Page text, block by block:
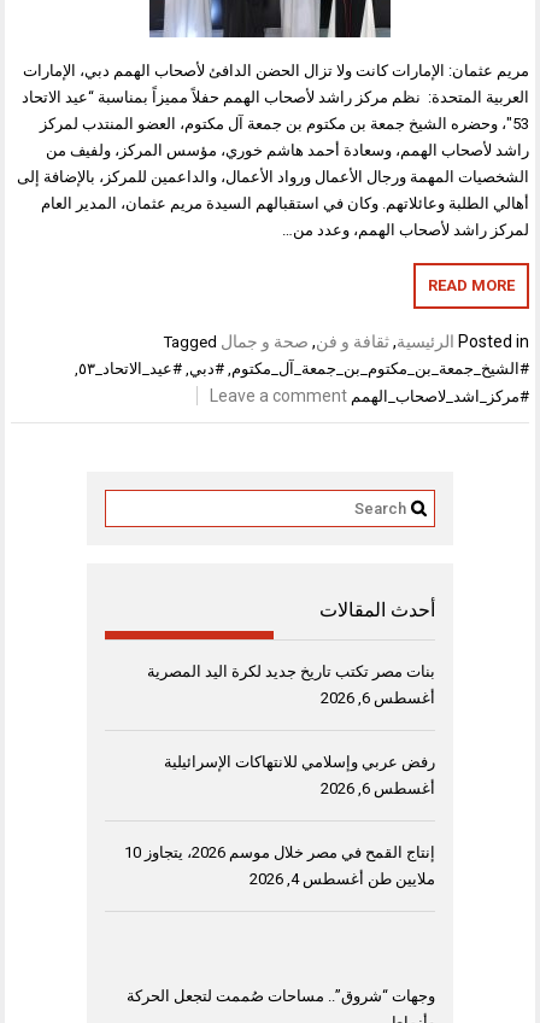
الإمارات كانت ولا تزال الحضن الدافئ لأصحاب الهمم دبي، الإمارات
نظم مركز راشد لأصحاب الهمم حفلاً مميزاً بمناسبة “عيد الاتحاد
الشيخ جمعة بن مكتوم بن جمعة آل مكتوم، العضو المنتدب لمركز
الهمم، وسعادة أحمد هاشم خوري، مؤسس المركز، ولفيف من
ورجال الأعمال ورواد الأعمال، والداعمين للمركز، بالإضافة إلى
وعائلاتهم. وكان في استقبالهم السيدة مريم عثمان، المدير العام
لأصحاب الهمم، وعدد من…
الرئيسية,ثقافة و فن,صحة و جمال Tagged
, #دبي,#عيد_الاتحاد_٥٣
,
Leave a comment
أحدث المقالات
بنات مصر تكتب تاريخ جديد لكرة اليد المصرية
رفض عربي وإسلامي للانتهاكات الإسرائيلية
إنتاج القمح في مصر خلال موسم 2026، يتجاوز 10
أغسطس 4, 2026
وجهات “شروق”.. مساحات صُممت لتجعل الحركة